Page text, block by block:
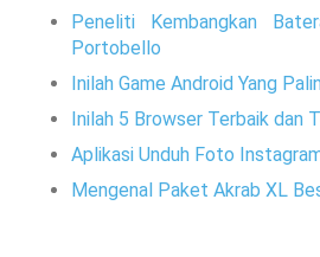
Peneliti Kembangkan
Portobello
Inilah Game Android Yang
Inilah 5 Browser Terbaik dan
Aplikasi Unduh Foto
Mengenal Paket Akrab XL